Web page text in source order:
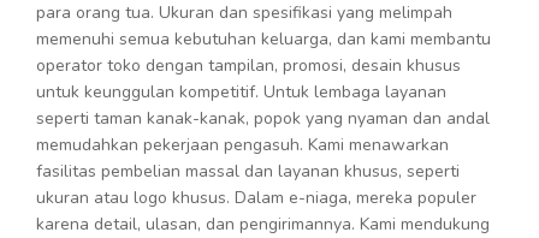
para orang tua. Ukuran dan spesifikasi yang melimpah
memenuhi semua kebutuhan keluarga, dan kami membantu
operator toko dengan tampilan, promosi, desain khusus
untuk keunggulan kompetitif. Untuk lembaga layanan
seperti taman kanak-kanak, popok yang nyaman dan andal
memudahkan pekerjaan pengasuh. Kami menawarkan
fasilitas pembelian massal dan layanan khusus, seperti
ukuran atau logo khusus. Dalam e-niaga, mereka populer
karena detail, ulasan, dan pengirimannya. Kami mendukung